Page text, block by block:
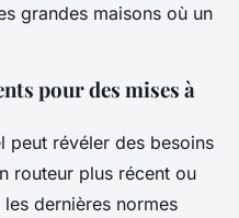
grandes maisons où un
pour des mises à
peut révéler des besoins
routeur plus récent ou
dernières normes